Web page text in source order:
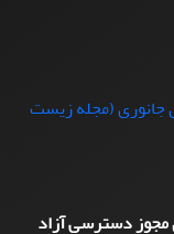
جانوری (مجله زیست
مجوز دسترسی آزاد